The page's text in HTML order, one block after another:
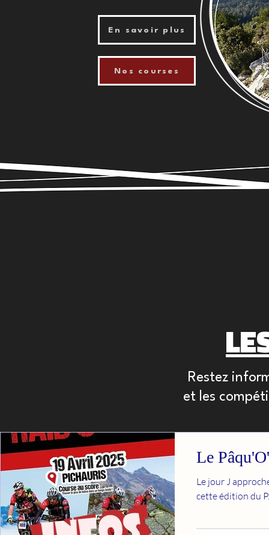
En savoir plus
Nos courses
Restez
et les
Le
Le jour J